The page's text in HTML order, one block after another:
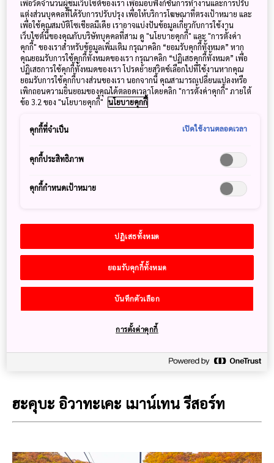
ของจริงให้เป็นกับตา คือ ปรากฏการณ์ที่เรียกว่า ซันดันโคโย
) ซึ่งหมายถึง สีของภูเขาและพื้นป่าที่เห็นเป็น 3
สีพร้อมกัน ได้แก่ สีขาวจากหิมะ สีเหลืองแดงจากใบไม้เปลี่ยนสี
และสีเขียวจากใบไม้ที่ยังไม่เปลี่ยนสี โดยปกติหิมะจะเริ่มตกสะสม
ก่อนที่อื่นๆด้านบนของภูเขาสูง ส่วนภูเขาที่อยู่ด้านล่างในบริเวณ
ใกล้เคียงยังคงแต่งแต้มไปด้วยสีสันของต้นไม้ในฤดูใบไม้เปลี่ยนสี
ในขณะที่ระดับพื้นดินยังคงเป็นสีเขียวขจีอยู่
*ปรากฏการณ์ซันดันโคโยจะเกิดขึ้นในช่วงเดือนตุลาคมและขึ้น
อยู่กับสภาพอากาศว่าหิมะจะตกเมื่อใด*
ฮะคุบะ อิวาทะเคะ เมาน์เทน รีสอร์ท
เพื่อวัดจำนวนผู้ชมเว็บไซต์ของเรา เพื่อมอบฟังก์ชันการทำงานและการปรับ
แต่งส่วนบุคคลที่ได้รับการปรับปรุง เพื่อให้บริการโฆษณาที่ตรงเป้าหมาย และ
เพื่อใช้คุณสมบัติโซเชียลมีเดีย เราอาจแบ่งปันข้อมูลเกี่ยวกับการใช้งาน
เว็บไซต์นี้ของคุณกับบริษัทบุคคลที่สาม ดู "นโยบายคุกกี้" และ "การตั้งค่า
คุกกี้" ของเราสำหรับข้อมูลเพิ่มเติม กรุณาคลิก “ยอมรับคุกกี้ทั้งหมด” หาก
คุณยอมรับการใช้คุกกี้ทั้งหมดของเรา กรุณาคลิก “ปฏิเสธคุกกี้ทั้งหมด” เพื่อ
ปฏิเสธการใช้คุกกี้ทั้งหมดของเรา โปรดย้ายสวิตช์เลือกไปที่ใช้งานหากคุณ
ยอมรับการใช้คุกกี้บางส่วนของเรา นอกจากนี้ คุณสามารถเปลี่ยนแปลงหรือ
เพิกถอนความยินยอมของคุณได้ตลอดเวลาโดยคลิก "การตั้งค่าคุกกี้" ภายใต้
ข้อ 3.2 ของ "นโยบายคุกกี้" นโยบายคุกกี้
คุกกี้ที่จำเป็น เปิดใช้งานตลอดเวลา
คุกกี้ประสิทธิภาพ
คุกกี้กำหนดเป้าหมาย
ปฏิเสธทั้งหมด
ยอมรับคุกกี้ทั้งหมด
บันทึกตัวเลือก
การตั้งค่าคุกกี้